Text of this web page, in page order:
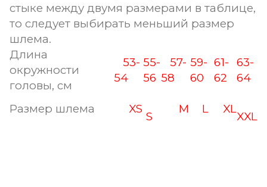
стыке между двумя размерами в таблице,
то следует выбирать меньший размер
шлема.
Длина
окружности
головы, см
53-
54
55-
56
57-
58
59-
60
61-
62
63-
64
Размер шлема XS
S
M L XL
XXL